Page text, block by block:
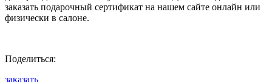
заказать подарочный сертификат на нашем сайте онлайн или
физически в салоне.
Поделиться:
заказать